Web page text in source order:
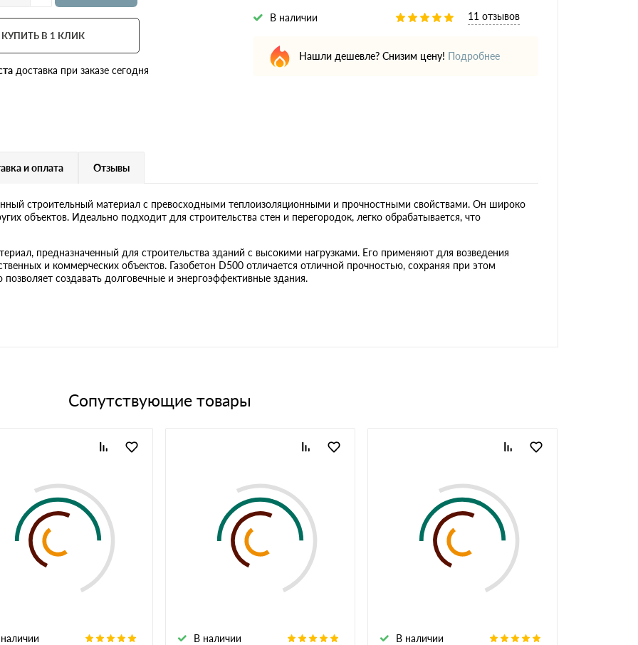
КУПИТЬ В 1 КЛИК
доставка при заказе сегодня
В наличии 11 отзывов
Нашли дешевле? Снизим цену! Подробнее
и оплата Отзывы
строительный материал с превосходными теплоизоляционными и прочностными свойствами. Он широко
объектов. Идеально подходит для строительства стен и перегородок, легко обрабатывается, что
предназначенный для строительства зданий с высокими нагрузками. Его применяют для возведения
и коммерческих объектов. Газобетон D500 отличается отличной прочностью, сохраняя при этом
создавать долговечные и энергоэффективные здания.
Сопутствующие товары
В наличии В наличии